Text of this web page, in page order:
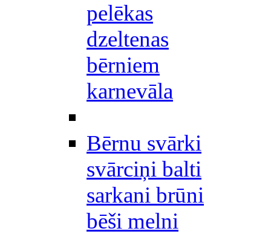
pelēkas
dzeltenas
bērniem
karnevāla
Bērnu svārki
svārciņi balti
sarkani brūni
bēši melni